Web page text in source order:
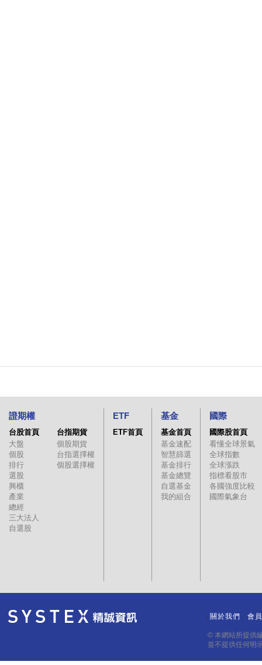
證期權
台股首頁
大盤
個股
排行
選股
興櫃
產業
總經
三大法人
自選股
台指期貨
個股期貨
台指選擇權
個股選擇權
ETF
ETF首頁
基金
基金首頁
基金速配
智慧篩選
基金排行
基金總覽
自選基金
我的組合
國際
國際股首頁
看懂全球景氣
全球指數
全球漲跌
指標看股市
各國強度比較
國際氣象台
關於我們 會
© 本網站所提供
並不提供任何明